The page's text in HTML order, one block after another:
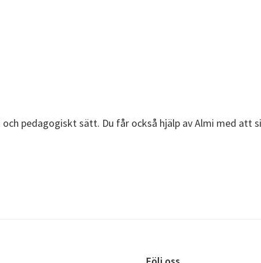
pedagogiskt sätt. Du får också hjälp av Almi med att